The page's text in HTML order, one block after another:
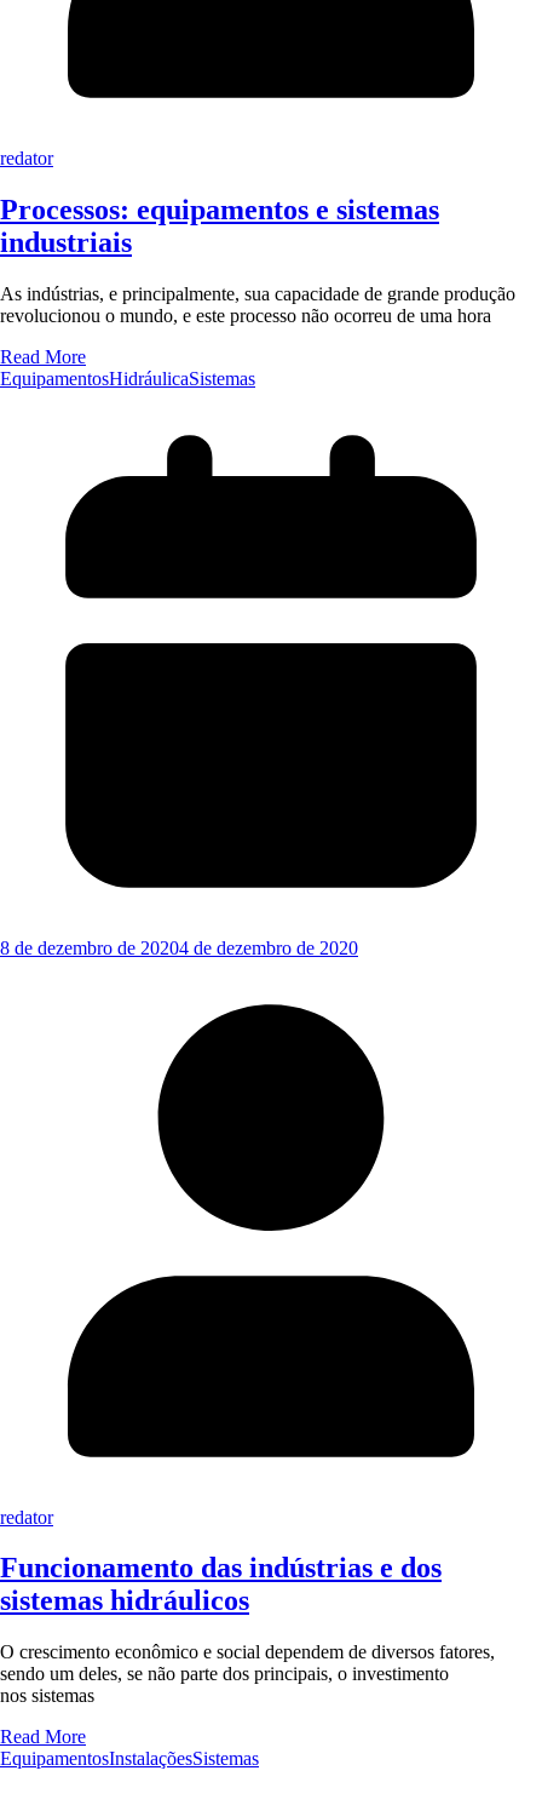
redator
Processos: equipamentos e sistemas
industriais
As indústrias, e principalmente, sua capacidade de grande produção
revolucionou o mundo, e este processo não ocorreu de uma hora
Read More
EquipamentosHidráulicaSistemas
8 de dezembro de 20204 de dezembro de 2020
redator
Funcionamento das indústrias e dos
sistemas hidráulicos
O crescimento econômico e social dependem de diversos fatores,
sendo um deles, se não parte dos principais, o investimento
nos sistemas
Read More
EquipamentosInstalaçõesSistemas